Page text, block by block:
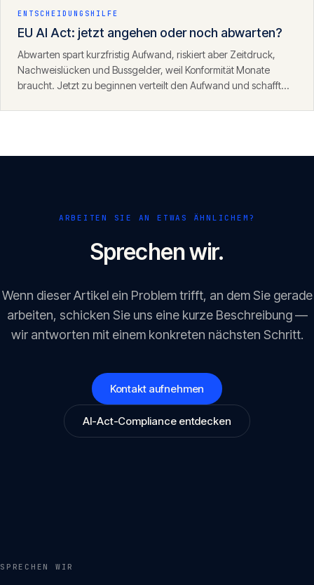
ENTSCHEIDUNGSHILFE
EU AI Act: jetzt angehen oder noch abwarten?
Abwarten spart kurzfristig Aufwand, riskiert aber Zeitdruck,
Nachweislücken und Bussgelder, weil Konformität Monate
braucht. Jetzt zu beginnen verteilt den Aufwand und schafft
ARBEITEN SIE AN ETWAS ÄHNLICHEM?
Sprechen wir.
Wenn dieser Artikel ein Problem trifft, an dem Sie gerade
arbeiten, schicken Sie uns eine kurze Beschreibung —
wir antworten mit einem konkreten nächsten Schritt.
Kontakt aufnehmen
AI-Act-Compliance entdecken
SPRECHEN WIR